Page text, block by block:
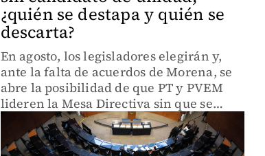
¿quién se destapa y quién se
descarta?
En agosto, los legisladores elegirán y,
ante la falta de acuerdos de Morena, se
abre la posibilidad de que PT y PVEM
lideren la Mesa Directiva sin que se
respete alternancia de género
planteada.